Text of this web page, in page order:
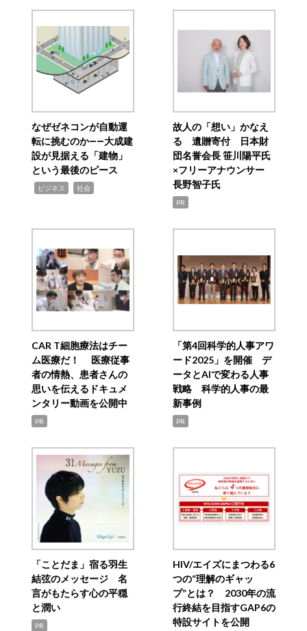
なぜゼネコンが自動運
転に挑むのか――大成建
設が見据える「建物」
という最後のピース
ビジネス 社会
故人の「想い」かなえ
る 遺贈寄付 日本財
団名誉会長 笹川陽平氏
×フリーアナウンサー
長野智子氏
PR
CAR T細胞療法はチー
ム医療だ！ 医療従事
者の情熱、患者さんの
思いを伝えるドキュメ
ンタリー動画を公開中
PR
「第4回科学的人事アワ
ード2025」を開催 デ
ータとAIで変わる人事
戦略 科学的人事の最
新事例
PR
「ことだま」宿る羽生
結弦のメッセージ 名
言がもたらす心の平穏
と潤い
PR
HIV/エイズにまつわる6
つの“理解のギャッ
プ”とは？ 2030年の流
行終結を目指すGAP6の
特設サイトを公開